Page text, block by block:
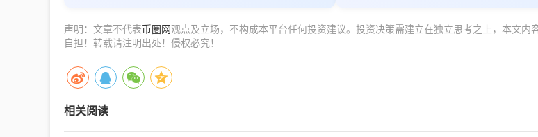
声明：文章不代表币圈网观点及立场，不构成本平台任何投资建议。投资决策需建立在独立思考之上，本文内
自担！转载请注明出处！侵权必究！
相关阅读